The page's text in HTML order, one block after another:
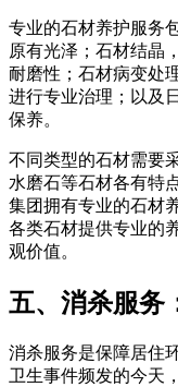
专业的石材养护服务
原有光泽；石材结晶
耐磨性；石材病变处
进行专业治理；以及
保养。
不同类型的石材需要
水磨石等石材各有特
集团拥有专业的石材
各类石材提供专业的
观价值。
五、消杀服务
消杀服务是保障居住
卫生事件频发的今天